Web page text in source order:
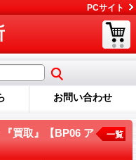
PCサイト
お問い合わせ
買取』【BP06 ア
一覧